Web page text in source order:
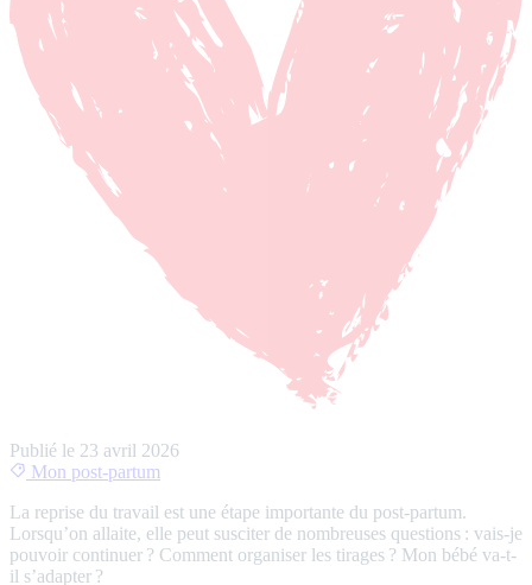
Publié le 23 avril 2026
Mon post-partum
La reprise du travail est une étape importante du post-partum.
Lorsqu’on allaite, elle peut susciter de nombreuses questions : vais-je
pouvoir continuer ? Comment organiser les tirages ? Mon bébé va-t-
il s’adapter ?